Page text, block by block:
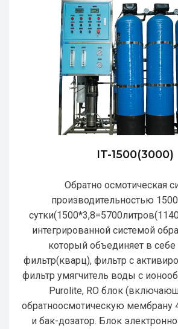
IT-1500(3000)
Обратно осмотическая
производительностью
интегрированной системой
который объединяет в
фильтр(кварц), фильтр с
фильтр умягчитель воды с
Purolite, RO блок
обратноосмотическую мембрану
и бак-дозатор. Блок